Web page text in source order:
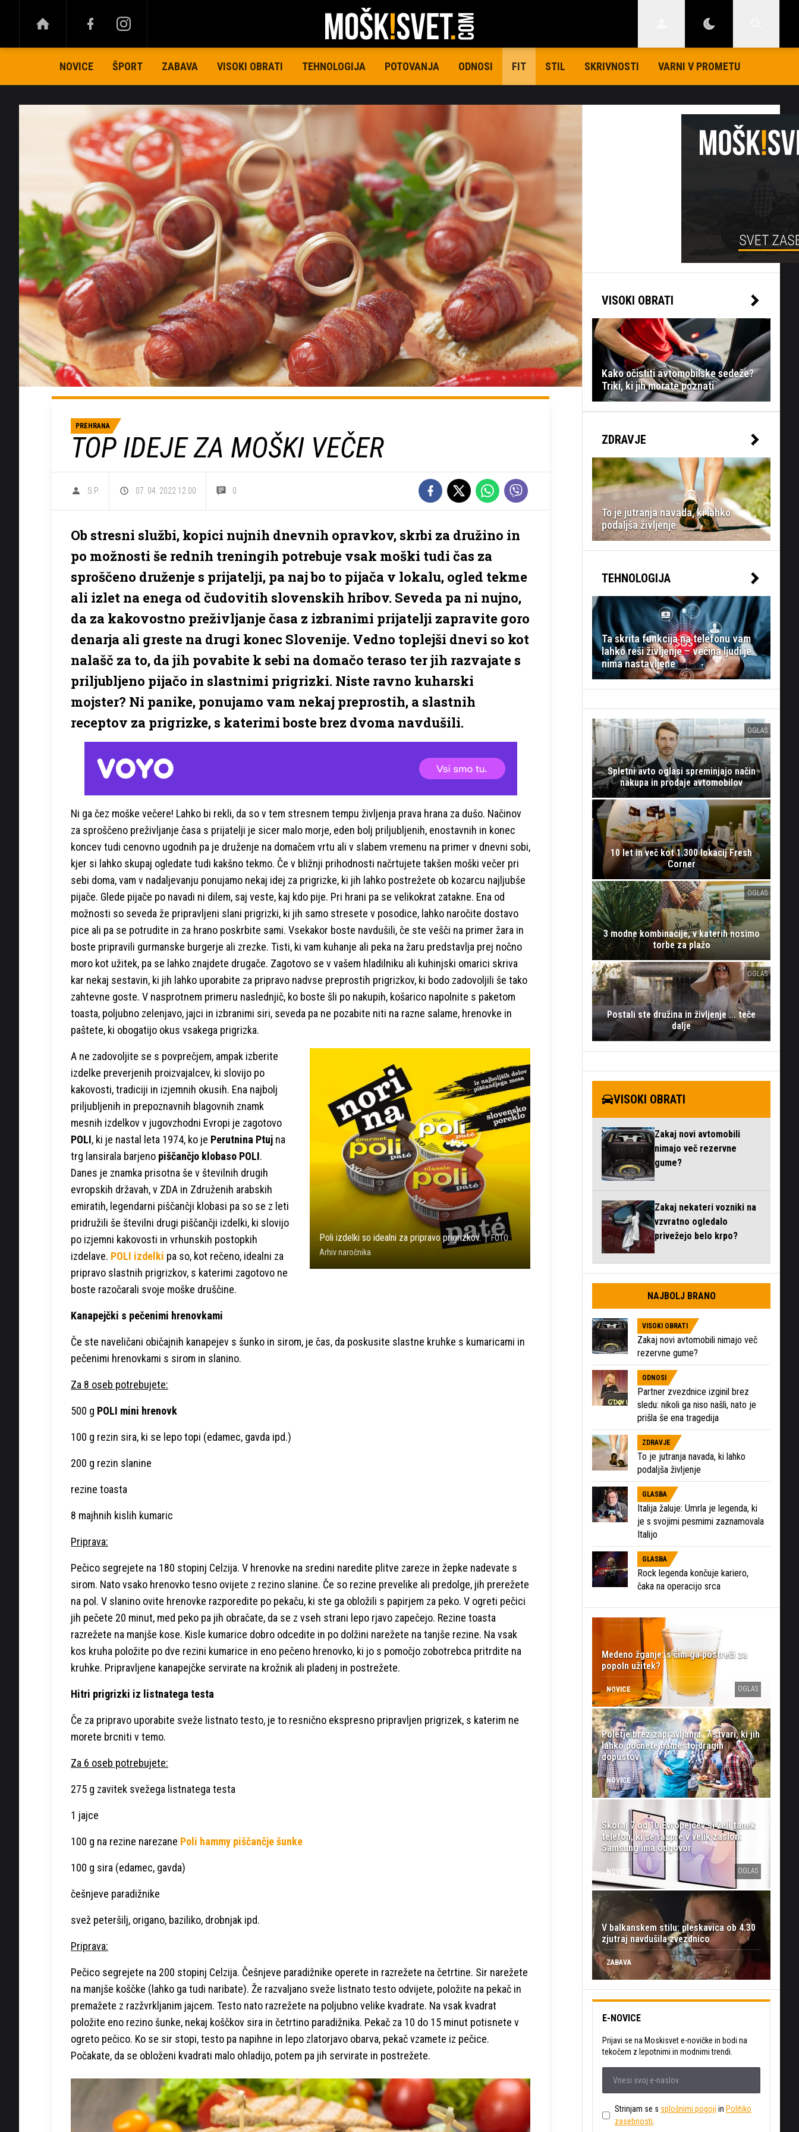
NOVICE ŠPORT ZABAVA VISOKI OBRATI TEHNOLOGIJA POTOVANJA ODNOSI FIT STIL SKRIVNOSTI VARNI V PROMETU
PREHRANA
TOP IDEJE ZA MOŠKI VEČER
S.P. 07. 04. 2022 12.00 0
Ob stresni službi, kopici nujnih dnevnih opravkov, skrbi za družino in
po možnosti še rednih treningih potrebuje vsak moški tudi čas za
sproščeno druženje s prijatelji, pa naj bo to pijača v lokalu, ogled tekme
ali izlet na enega od čudovitih slovenskih hribov. Seveda pa ni nujno,
da za kakovostno preživljanje časa z izbranimi prijatelji zapravite goro
denarja ali greste na drugi konec Slovenije. Vedno toplejši dnevi so kot
nalašč za to, da jih povabite k sebi na domačo teraso ter jih razvajate s
priljubljeno pijačo in slastnimi prigrizki. Niste ravno kuharski
mojster? Ni panike, ponujamo vam nekaj preprostih, a slastnih
receptov za prigrizke, s katerimi boste brez dvoma navdušili.
Ni ga čez moške večere! Lahko bi rekli, da so v tem stresnem tempu življenja prava hrana za dušo. Načinov
za sproščeno preživljanje časa s prijatelji je sicer malo morje, eden bolj priljubljenih, enostavnih in konec
koncev tudi cenovno ugodnih pa je druženje na domačem vrtu ali v slabem vremenu na primer v dnevni sobi,
kjer si lahko skupaj ogledate tudi kakšno tekmo. Če v bližnji prihodnosti načrtujete takšen moški večer pri
sebi doma, vam v nadaljevanju ponujamo nekaj idej za prigrizke, ki jih lahko postrežete ob kozarcu najljubše
pijače. Glede pijače po navadi ni dilem, saj veste, kaj kdo pije. Pri hrani pa se velikokrat zatakne. Ena od
možnosti so seveda že pripravljeni slani prigrizki, ki jih samo stresete v posodice, lahko naročite dostavo
pice ali pa se potrudite in za hrano poskrbite sami. Vsekakor boste navdušili, če ste vešči na primer žara in
boste pripravili gurmanske burgerje ali zrezke. Tisti, ki vam kuhanje ali peka na žaru predstavlja prej nočno
moro kot užitek, pa se lahko znajdete drugače. Zagotovo se v vašem hladilniku ali kuhinjski omarici skriva
kar nekaj sestavin, ki jih lahko uporabite za pripravo nadvse preprostih prigrizkov, ki bodo zadovoljili še tako
zahtevne goste. V nasprotnem primeru naslednjič, ko boste šli po nakupih, košarico napolnite s paketom
toasta, poljubno zelenjavo, jajci in izbranimi siri, seveda pa ne pozabite niti na razne salame, hrenovke in
paštete, ki obogatijo okus vsakega prigrizka.
Poli izdelki so idealni za pripravo prigrizkov.
FOTO:
Arhiv naročnika
A ne zadovoljite se s povprečjem, ampak izberite
izdelke preverjenih proizvajalcev, ki slovijo po
kakovosti, tradiciji in izjemnih okusih. Ena najbolj
priljubljenih in prepoznavnih blagovnih znamk
mesnih izdelkov v jugovzhodni Evropi je zagotovo
POLI, ki je nastal leta 1974, ko je Perutnina Ptuj na
trg lansirala barjeno piščančjo klobaso POLI.
Danes je znamka prisotna še v številnih drugih
evropskih državah, v ZDA in Združenih arabskih
emiratih, legendarni piščančji klobasi pa so se z leti
pridružili še številni drugi piščančji izdelki, ki slovijo
po izjemni kakovosti in vrhunskih postopkih
izdelave. POLI izdelki pa so, kot rečeno, idealni za
pripravo slastnih prigrizkov, s katerimi zagotovo ne
boste razočarali svoje moške druščine.
Kanapejčki s pečenimi hrenovkami
Če ste naveličani običajnih kanapejev s šunko in sirom, je čas, da poskusite slastne kruhke s kumaricami in
pečenimi hrenovkami s sirom in slanino.
Za 8 oseb potrebujete:
500 g POLI mini hrenovk
100 g rezin sira, ki se lepo topi (edamec, gavda ipd.)
200 g rezin slanine
rezine toasta
8 majhnih kislih kumaric
Priprava:
Pečico segrejete na 180 stopinj Celzija. V hrenovke na sredini naredite plitve zareze in žepke nadevate s
sirom. Nato vsako hrenovko tesno ovijete z rezino slanine. Če so rezine prevelike ali predolge, jih prerežete
na pol. V slanino ovite hrenovke razporedite po pekaču, ki ste ga obložili s papirjem za peko. V ogreti pečici
jih pečete 20 minut, med peko pa jih obračate, da se z vseh strani lepo rjavo zapečejo. Rezine toasta
razrežete na manjše kose. Kisle kumarice dobro odcedite in po dolžini narežete na tanjše rezine. Na vsak
kos kruha položite po dve rezini kumarice in eno pečeno hrenovko, ki jo s pomočjo zobotrebca pritrdite na
kruhke. Pripravljene kanapejčke servirate na krožnik ali pladenj in postrežete.
Hitri prigrizki iz listnatega testa
Če za pripravo uporabite sveže listnato testo, je to resnično ekspresno pripravljen prigrizek, s katerim ne
morete brcniti v temo.
Za 6 oseb potrebujete:
275 g zavitek svežega listnatega testa
1 jajce
100 g na rezine narezane Poli hammy piščančje šunke
100 g sira (edamec, gavda)
češnjeve paradižnike
svež peteršilj, origano, baziliko, drobnjak ipd.
Priprava:
Pečico segrejete na 200 stopinj Celzija. Češnjeve paradižnike operete in razrežete na četrtine. Sir narežete
na manjše koščke (lahko ga tudi naribate). Že razvaljano sveže listnato testo odvijete, položite na pekač in
premažete z razžvrkljanim jajcem. Testo nato razrežete na poljubno velike kvadrate. Na vsak kvadrat
položite eno rezino šunke, nekaj koščkov sira in četrtino paradižnika. Pekač za 10 do 15 minut potisnete v
ogreto pečico. Ko se sir stopi, testo pa napihne in lepo zlatorjavo obarva, pekač vzamete iz pečice.
Počakate, da se obloženi kvadrati malo ohladijo, potem pa jih servirate in postrežete.
VISOKI OBRATI
Kako očistiti avtomobilske sedeže?
Triki, ki jih morate poznati
ZDRAVJE
To je jutranja navada, ki lahko
podaljša življenje
TEHNOLOGIJA
Ta skrita funkcija na telefonu vam
lahko reši življenje – večina ljudi je
nima nastavljene
OGLAS
Spletni avto oglasi spreminjajo način
nakupa in prodaje avtomobilov
10 let in več kot 1.300 lokacij Fresh
Corner
OGLAS
3 modne kombinacije, v katerih nosimo
torbe za plažo
OGLAS
Postali ste družina in življenje ... teče
dalje
VISOKI OBRATI
Zakaj novi avtomobili
nimajo več rezervne
gume?
Zakaj nekateri vozniki na
vzvratno ogledalo
privežejo belo krpo?
NAJBOLJ BRANO
VISOKI OBRATI
Zakaj novi avtomobili nimajo več
rezervne gume?
ODNOSI
Partner zvezdnice izginil brez
sledu: nikoli ga niso našli, nato je
prišla še ena tragedija
ZDRAVJE
To je jutranja navada, ki lahko
podaljša življenje
GLASBA
Italija žaluje: Umrla je legenda, ki
je s svojimi pesmimi zaznamovala
Italijo
GLASBA
Rock legenda končuje kariero,
čaka na operacijo srca
Medeno žganje: s čim ga postreči za
popoln užitek?
NOVICE OGLAS
Poletje brez zapravljanja: 7 stvari, ki jih
lahko počnete namesto dragih
dopustov
NOVICE
Skoraj 7 od 10 Evropejcev si želi tanek
telefon, ki se razpre v velik zaslon:
Samsung ima odgovor
NOVICE OGLAS
V balkanskem stilu: pleskavica ob 4.30
zjutraj navdušila zvezdnico
ZABAVA
E-NOVICE
Prijavi se na Moskisvet e-novičke in bodi na
tekočem z lepotnimi in modnimi trendi.
Strinjam se s splošnimi pogoji in Politiko
zasebnosti